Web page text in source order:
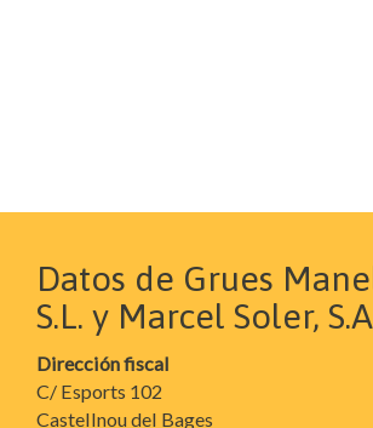
Datos de Grues
S.L. y Marcel Soler,
Dirección fiscal
C/ Esports 102
Castellnou del Bages